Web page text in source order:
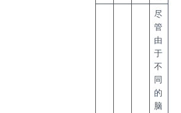
尽
管
由
于
不
同
的
脑